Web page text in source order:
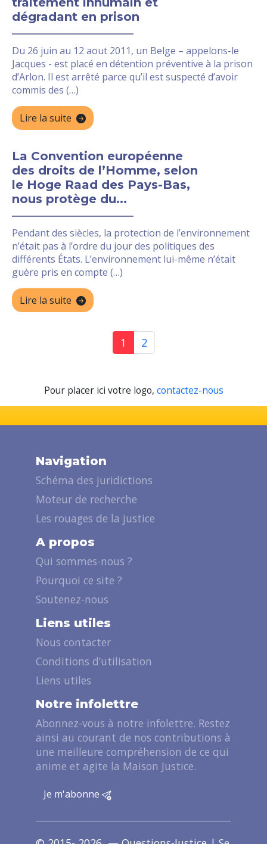
dégradant en prison
Du 26 juin au 12 aout 2011, un Belge – appelons-le
Jacques - est placé en détention préventive à la prison
d’Arlon. Il est arrêté parce qu’il est suspecté d’avoir
commis des (…)
Lire la suite
La Convention européenne
des droits de l’Homme, selon
le Hoge Raad des Pays-Bas,
nous protège du...
Pendant des siècles, la protection de l’environnement
n’était pas à l’ordre du jour des politiques des
différents États. L’environnement lui-même n’était
guère pris en compte (…)
Lire la suite
1 2
Pour placer ici votre logo, contactez-nous
Navigation
Schéma des juridictions
Moteur de recherche
Les rouages de la justice
A propos
Qui sommes-nous ?
Pourquoi ce site ?
Soutenez-nous
Liens utiles
Nous contacter
Conditions d’utilisation
Liens utiles
Notre infolettre
Abonnez-vous à notre infolettre. Restez
ainsi au courant de nos contributions à
une meilleure compréhension de ce qui
anime et agite la Maison Justice.
Je m'abonne